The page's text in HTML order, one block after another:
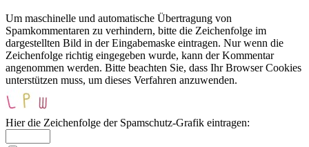
Um maschinelle und automatische Übertragung von
Spamkommentaren zu verhindern, bitte die Zeichenfolge im
dargestellten Bild in der Eingabemaske eintragen. Nur wenn die
Zeichenfolge richtig eingegeben wurde, kann der Kommentar
angenommen werden. Bitte beachten Sie, dass Ihr Browser Cookies
unterstützen muss, um dieses Verfahren anzuwenden.
Hier die Zeichenfolge der Spamschutz-Grafik eintragen: